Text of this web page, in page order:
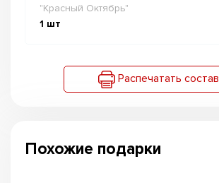
"Красный Октябрь"
1 шт
Распечатать состав
Похожие подарки